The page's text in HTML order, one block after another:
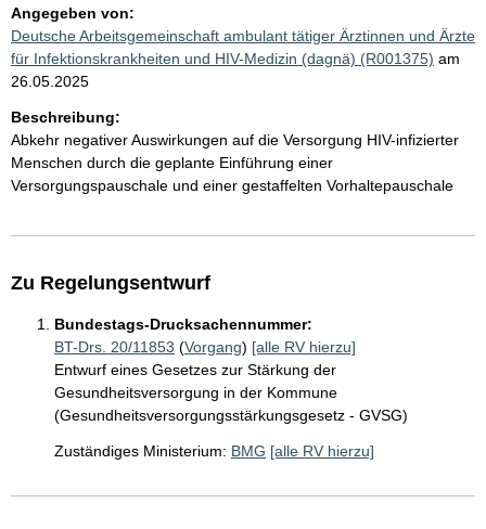
Angegeben von:
Deutsche Arbeitsgemeinschaft ambulant tätiger Ärztinnen und Ärzte
für Infektionskrankheiten und HIV-Medizin (dagnä) (R001375) am
26.05.2025
Beschreibung:
Abkehr negativer Auswirkungen auf die Versorgung HIV-infizierter
Menschen durch die geplante Einführung einer
Versorgungspauschale und einer gestaffelten Vorhaltepauschale
Zu Regelungsentwurf
Bundestags-Drucksachennummer:
BT-Drs. 20/11853 (Vorgang) [alle RV hierzu]
Entwurf eines Gesetzes zur Stärkung der
Gesundheitsversorgung in der Kommune
(Gesundheitsversorgungsstärkungsgesetz - GVSG)
Zuständiges Ministerium: BMG [alle RV hierzu]